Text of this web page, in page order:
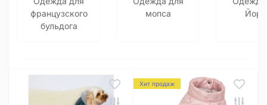
французского
бульдога
мопса
Хит продаж